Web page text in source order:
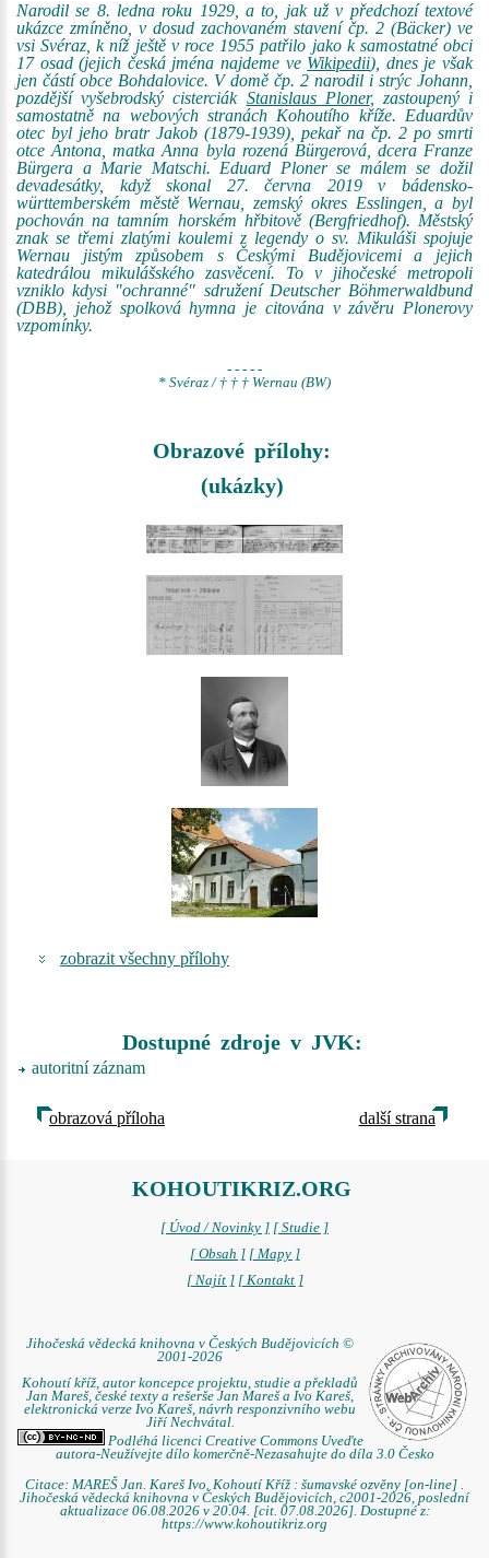
Narodil se 8. ledna roku 1929, a to, jak už v předchozí textové
ukázce zmíněno, v dosud zachovaném stavení čp. 2 (Bäcker) ve
vsi Svéraz, k níž ještě v roce 1955 patřilo jako k samostatné obci
17 osad (jejich česká jména najdeme ve Wikipedii), dnes je však
jen částí obce Bohdalovice. V domě čp. 2 narodil i strýc Johann,
pozdější vyšebrodský cisterciák Stanislaus Ploner, zastoupený i
samostatně na webových stranách Kohoutího kříže. Eduardův
otec byl jeho bratr Jakob (1879-1939), pekař na čp. 2 po smrti
otce Antona, matka Anna byla rozená Bürgerová, dcera Franze
Bürgera a Marie Matschi. Eduard Ploner se málem se dožil
devadesátky, když skonal 27. června 2019 v bádensko-
württemberském městě Wernau, zemský okres Esslingen, a byl
pochován na tamním horském hřbitově (Bergfriedhof). Městský
znak se třemi zlatými koulemi z legendy o sv. Mikuláši spojuje
Wernau jistým způsobem s Českými Budějovicemi a jejich
katedrálou mikulášského zasvěcení. To v jihočeské metropoli
vzniklo kdysi "ochranné" sdružení Deutscher Böhmerwaldbund
(DBB), jehož spolková hymna je citována v závěru Plonerovy
vzpomínky.
- - - - -
* Svéraz / † † † Wernau (BW)
Obrazové přílohy:
(ukázky)
zobrazit všechny přílohy
Dostupné zdroje v JVK:
autoritní záznam
obrazová příloha další strana
KOHOUTIKRIZ.ORG
[ Úvod / Novinky ] [ Studie ]
[ Obsah ] [ Mapy ]
[ Najít ] [ Kontakt ]
Jihočeská vědecká knihovna v Českých Budějovicích ©
2001-2026
Kohoutí kříž, autor koncepce projektu, studie a překladů
Jan Mareš, české texty a rešerše Jan Mareš a Ivo Kareš,
elektronická verze Ivo Kareš, návrh responzivního webu
Jiří Nechvátal.
Podléhá licenci Creative Commons Uveďte
autora-Neužívejte dílo komerčně-Nezasahujte do díla 3.0 Česko
Citace: MAREŠ Jan. Kareš Ivo. Kohoutí Kříž : šumavské ozvěny [on-line] .
Jihočeská vědecká knihovna v Českých Budějovicích, c2001-2026, poslední
aktualizace 06.08.2026 v 20.04. [cit. 07.08.2026]. Dostupné z:
https://www.kohoutikriz.org